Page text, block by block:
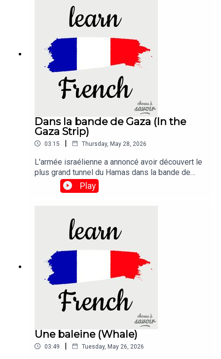
Dans la bande de Gaza (In the
Gaza Strip)
03:15 | Thursday, May 28, 2026
L'armée israélienne a annoncé avoir découvert le
plus grand tunnel du Hamas dans la bande de
Gaza à ce jour, à seulement quelques centaines
de mètres du point de passage
Gaza Strip so far, just a few hundred metres from
tthe border crossing.
Play
Une baleine (Whale)
03:49 | Tuesday, May 26, 2026